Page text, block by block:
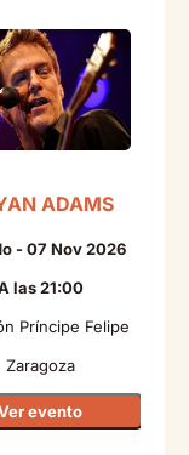
ADAMS
- 07 Nov 2026
las 21:00
Príncipe Felipe
Zaragoza
evento